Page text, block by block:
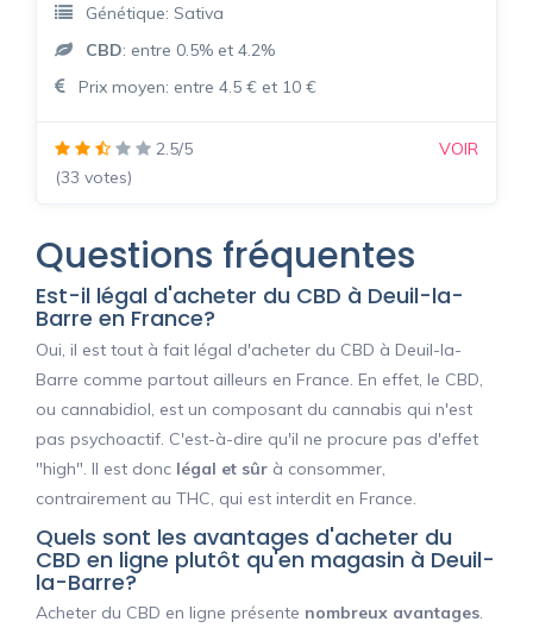
Génétique: Sativa
CBD: entre 0.5% et 4.2%
Prix moyen: entre 4.5 € et 10 €
2.5/5
(33 votes)
VOIR
Questions fréquentes
Est-il légal d'acheter du CBD à Deuil-la-
Barre en France?
Oui, il est tout à fait légal d'acheter du CBD à Deuil-la-
Barre comme partout ailleurs en France. En effet, le CBD,
ou cannabidiol, est un composant du cannabis qui n'est
pas psychoactif. C'est-à-dire qu'il ne procure pas d'effet
"high". Il est donc légal et sûr à consommer,
contrairement au THC, qui est interdit en France.
Quels sont les avantages d'acheter du
CBD en ligne plutôt qu'en magasin à Deuil-
la-Barre?
Acheter du CBD en ligne présente nombreux avantages.